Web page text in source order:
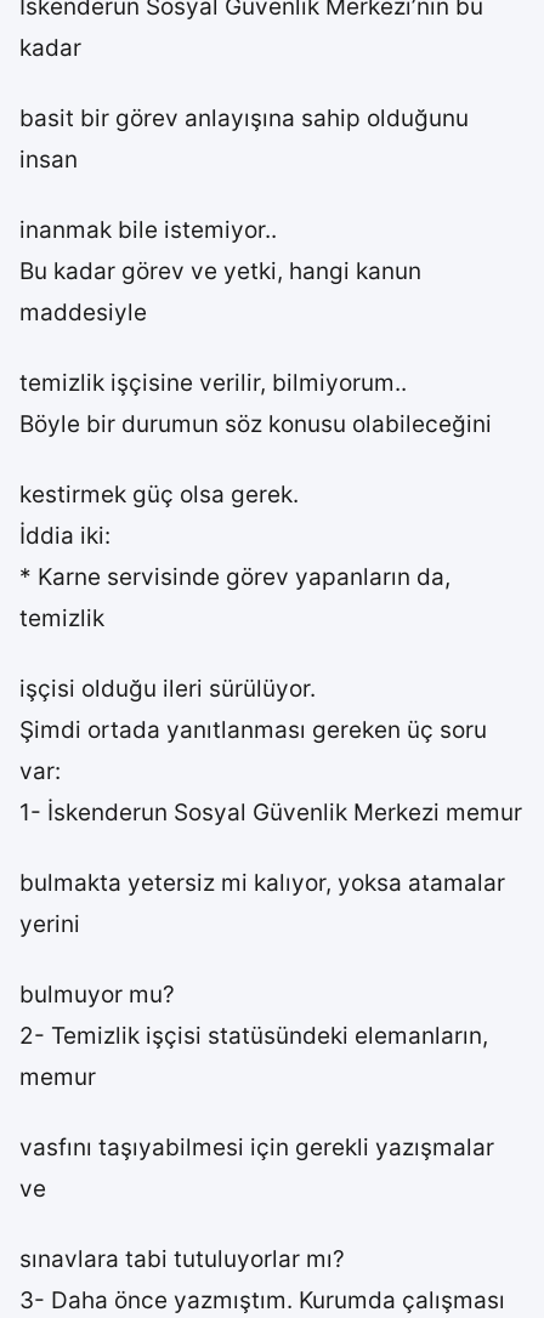
İskenderun Sosyal Güvenlik Merkezi’nin bu
kadar
basit bir görev anlayışına sahip olduğunu
insan
inanmak bile istemiyor..
Bu kadar görev ve yetki, hangi kanun
maddesiyle
temizlik işçisine verilir, bilmiyorum..
Böyle bir durumun söz konusu olabileceğini
kestirmek güç olsa gerek.
İddia iki:
* Karne servisinde görev yapanların da,
temizlik
işçisi olduğu ileri sürülüyor.
Şimdi ortada yanıtlanması gereken üç soru
var:
1- İskenderun Sosyal Güvenlik Merkezi memur
bulmakta yetersiz mi kalıyor, yoksa atamalar
yerini
bulmuyor mu?
2- Temizlik işçisi statüsündeki elemanların,
memur
vasfını taşıyabilmesi için gerekli yazışmalar
ve
sınavlara tabi tutuluyorlar mı?
3- Daha önce yazmıştım. Kurumda çalışması